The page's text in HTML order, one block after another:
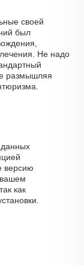
своей
был
Не надо
размышляя
данных
версию
как